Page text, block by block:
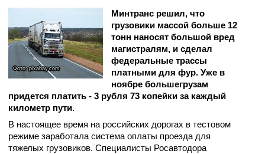
Фото: pixabay.com
Минтранс решил, что
грузовики массой больше 12
тонн наносят большой вред
магистралям, и сделал
федеральные трассы
платными для фур. Уже в
ноябре большегрузам
придется платить - 3 рубля 73 копейки за каждый
километр пути.
В настоящее время на российских дорогах в тестовом
режиме заработала система оплаты проезда для
тяжелых грузовиков. Специалисты Росавтодора